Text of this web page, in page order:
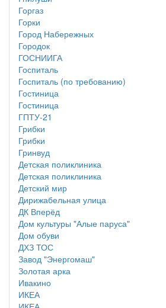
Горгаз
Горки
Город Набережных
Городок
ГОСНИИГА
Госпиталь
Госпиталь (по требованию)
Гостиница
Гостиница
ГПТУ-21
Грибки
Грибки
Гринвуд
Детская поликлиника
Детская поликлиника
Детский мир
Дирижабельная улица
ДК Вперёд
Дом культуры "Алые паруса"
Дом обуви
ДХЗ ТОС
Завод "Энергомаш"
Золотая арка
Ивакино
ИКЕА